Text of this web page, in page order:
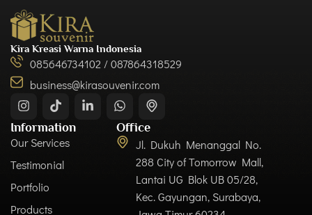
Kira Kreasi Warna Indonesia
085646734102 / 087864318529
business@kirasouvenir.com
Information
Our Services
Testimonial
Portfolio
Products
Office
Jl. Dukuh Menanggal No.
288 City of Tomorrow Mall,
Lantai UG Blok UB 05/28,
Kec. Gayungan, Surabaya,